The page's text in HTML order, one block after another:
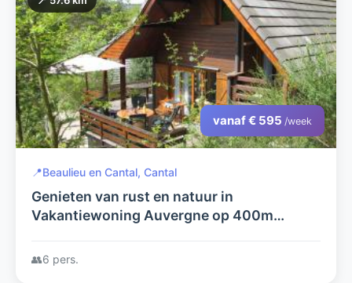
vanaf € 595 /week
📍Beaulieu en Cantal, Cantal
Genieten van rust en natuur in
Vakantiewoning Auvergne op 400m
👥6 pers.